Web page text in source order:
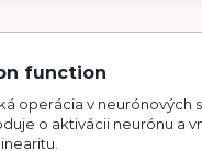
function
operácia v neurónových
o aktivácii neurónu a